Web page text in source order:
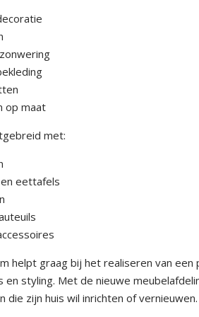
op maat
met:
en eettafels
helpt graag bij het realiseren van
en styling. Met de nieuwe
die zijn huis wil inrichten of vernieuwen.